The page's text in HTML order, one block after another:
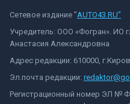
Сетевое издание "AUTO43.RU"
Учредитель: ООО «Фогран». ИО
Анастасия Александровна
Адрес редакции: 610000,
Эл.почта редакции:
Регистрационный номер ЭЛ №